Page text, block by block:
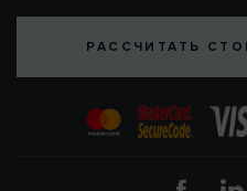
РАССЧИТАТЬ